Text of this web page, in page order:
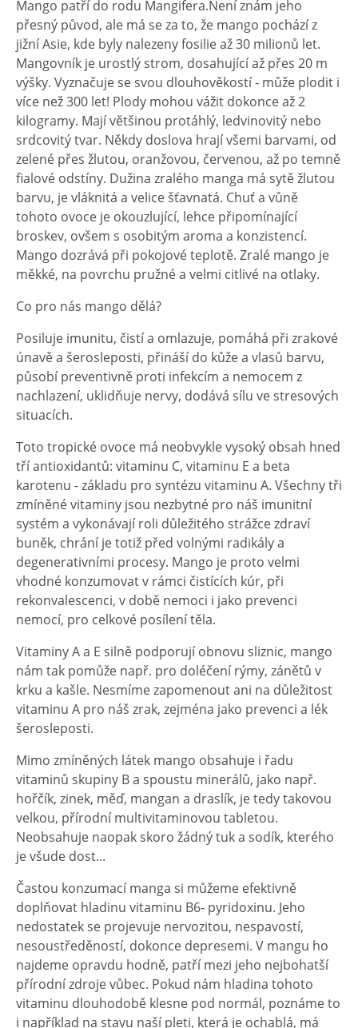
Mango patří do rodu Mangifera.Není znám jeho
přesný původ, ale má se za to, že mango pochází z
jižní Asie, kde byly nalezeny fosilie až 30 milionů let.
Mangovník je urostlý strom, dosahující až přes 20 m
výšky. Vyznačuje se svou dlouhověkostí - může plodit i
více než 300 let! Plody mohou vážit dokonce až 2
kilogramy. Mají většinou protáhlý, ledvinovitý nebo
srdcovitý tvar. Někdy doslova hrají všemi barvami, od
zelené přes žlutou, oranžovou, červenou, až po temně
fialové odstíny. Dužina zralého manga má sytě žlutou
barvu, je vláknitá a velice šťavnatá. Chuť a vůně
tohoto ovoce je okouzlující, lehce připomínající
broskev, ovšem s osobitým aroma a konzistencí.
Mango dozrává při pokojové teplotě. Zralé mango je
měkké, na povrchu pružné a velmi citlivé na otlaky.
Co pro nás mango dělá?
Posiluje imunitu, čistí a omlazuje, pomáhá při zrakové
únavě a šerosleposti, přináší do kůže a vlasů barvu,
působí preventivně proti infekcím a nemocem z
nachlazení, uklidňuje nervy, dodává sílu ve stresových
situacích.
Toto tropické ovoce má neobvykle vysoký obsah hned
tří antioxidantů: vitaminu C, vitaminu E a beta
karotenu - základu pro syntézu vitaminu A. Všechny tři
zmíněné vitaminy jsou nezbytné pro náš imunitní
systém a vykonávají roli důležitého strážce zdraví
buněk, chrání je totiž před volnými radikály a
degenerativními procesy. Mango je proto velmi
vhodné konzumovat v rámci čistících kúr, při
rekonvalescenci, v době nemoci i jako prevenci
nemocí, pro celkové posílení těla.
Vitaminy A a E silně podporují obnovu sliznic, mango
nám tak pomůže např. pro doléčení rýmy, zánětů v
krku a kašle. Nesmíme zapomenout ani na důležitost
vitaminu A pro náš zrak, zejména jako prevenci a lék
šerosleposti.
Mimo zmíněných látek mango obsahuje i řadu
vitaminů skupiny B a spoustu minerálů, jako např.
hořčík, zinek, měď, mangan a draslík, je tedy takovou
velkou, přírodní multivitaminovou tabletou.
Neobsahuje naopak skoro žádný tuk a sodík, kterého
je všude dost...
Častou konzumací manga si můžeme efektivně
doplňovat hladinu vitaminu B6- pyridoxinu. Jeho
nedostatek se projevuje nervozitou, nespavostí,
nesoustředěností, dokonce depresemi. V mangu ho
najdeme opravdu hodně, patří mezi jeho nejbohatší
přírodní zdroje vůbec. Pokud nám hladina tohoto
vitaminu dlouhodobě klesne pod normál, poznáme to
i například na stavu naší pleti, která je ochablá, má